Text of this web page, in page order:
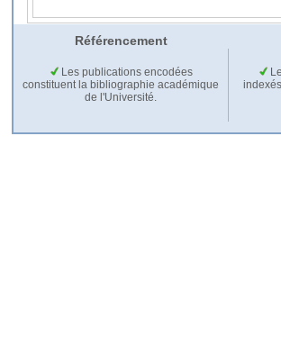
Référencement
Les publications encodées
constituent la bibliographie académique
de l'Université.